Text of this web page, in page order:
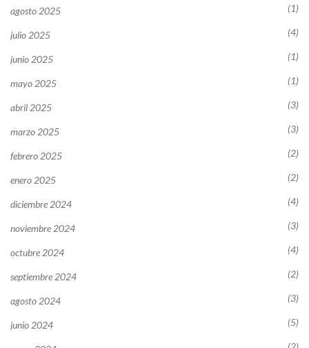
agosto 2025 (1)
julio 2025 (4)
junio 2025 (1)
mayo 2025 (1)
abril 2025 (3)
marzo 2025 (3)
febrero 2025 (2)
enero 2025 (2)
diciembre 2024 (4)
noviembre 2024 (3)
octubre 2024 (4)
septiembre 2024 (2)
agosto 2024 (3)
junio 2024 (5)